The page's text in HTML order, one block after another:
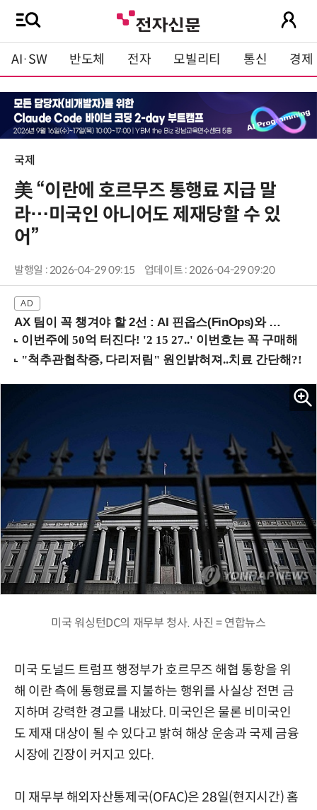
AI·SW 반도체 전자 모빌리티 통신 경제
국제
美 “이란에 호르무즈 통행료 지급 말
라…미국인 아니어도 제재당할 수 있
어”
발행일 : 2026-04-29 09:15 업데이트 : 2026-04-29 09:20
AX 팀이 꼭 챙겨야 할 2선 : AI 핀옵스(FinOps)와 토큰 거버넌스 (8/21 잠실역)
미국 워싱턴DC의 재무부 청사. 사진 = 연합뉴스
미국 도널드 트럼프 행정부가 호르무즈 해협 통항을 위
해 이란 측에 통행료를 지불하는 행위를 사실상 전면 금
지하며 강력한 경고를 내놨다. 미국인은 물론 비미국인
도 제재 대상이 될 수 있다고 밝혀 해상 운송과 국제 금융
시장에 긴장이 커지고 있다.
미 재무부 해외자산통제국(OFAC)은 28일(현지시간) 홈